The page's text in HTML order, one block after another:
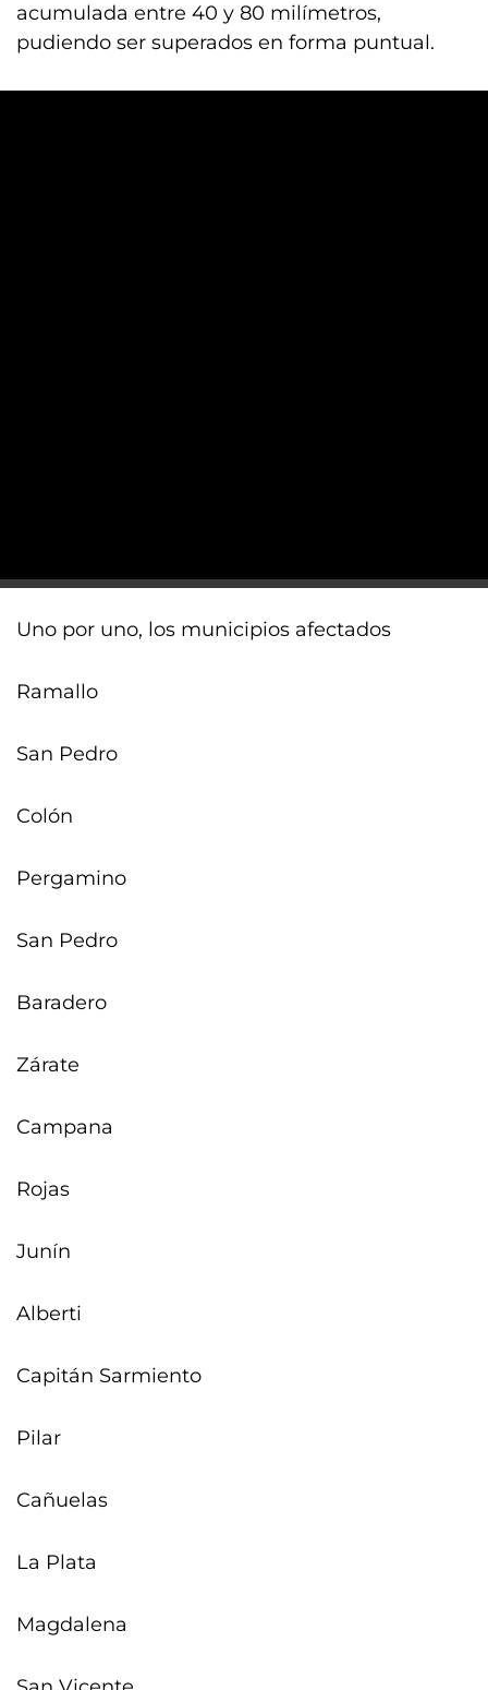
acumulada entre 40 y 80 milímetros,
pudiendo ser superados en forma puntual.
Uno por uno, los municipios afectados
Ramallo
San Pedro
Colón
Pergamino
San Pedro
Baradero
Zárate
Campana
Rojas
Junín
Alberti
Capitán Sarmiento
Pilar
Cañuelas
La Plata
Magdalena